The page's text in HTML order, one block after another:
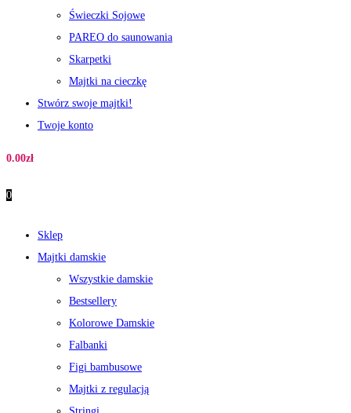
Świeczki Sojowe
PAREO do saunowania
Skarpetki
Majtki na cieczkę
Stwórz swoje majtki!
Twoje konto
0.00zł
0
Sklep
Majtki damskie
Wszystkie damskie
Bestsellery
Kolorowe Damskie
Falbanki
Figi bambusowe
Majtki z regulacją